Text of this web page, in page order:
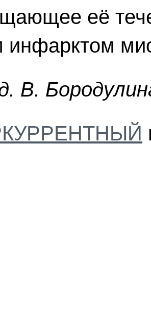
её
инфарктом
B.